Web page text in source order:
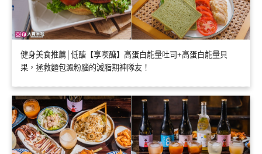
健身美食推薦│低醣【享喫醣】高蛋白能量吐司+高蛋白能量貝
果，拯救麵包澱粉腦的減脂期神隊友！